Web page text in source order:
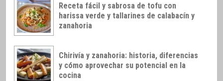
Receta fácil y sabrosa de tofu con
harissa verde y tallarines de calabacín y
zanahoria
Chirivía y zanahoria: historia, diferencias
y cómo aprovechar su potencial en la
cocina